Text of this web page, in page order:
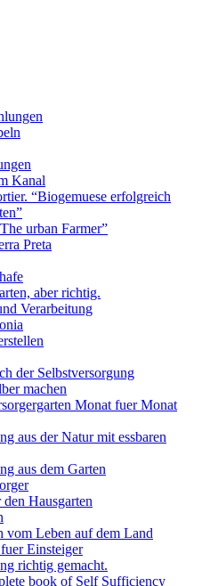
Kanal
“Biogemuese erfolgreich
urban Farmer”
Preta
aber richtig.
Verarbeitung
der Selbstversorgung
machen
Monat fuer Monat
aus der Natur mit essbaren
aus dem Garten
Hausgarten
vom Leben auf dem Land
Einsteiger
richtig gemacht.
book of Self Sufficiency